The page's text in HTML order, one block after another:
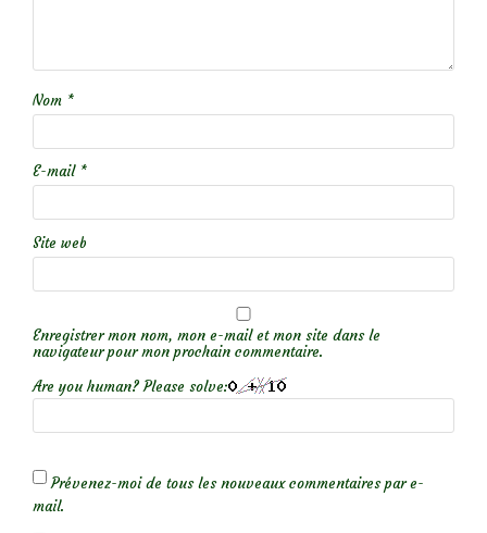
Nom *
E-mail *
Site web
Enregistrer mon nom, mon e-mail et mon site dans le
navigateur pour mon prochain commentaire.
Are you human? Please solve:
Prévenez-moi de tous les nouveaux commentaires par e-
mail.